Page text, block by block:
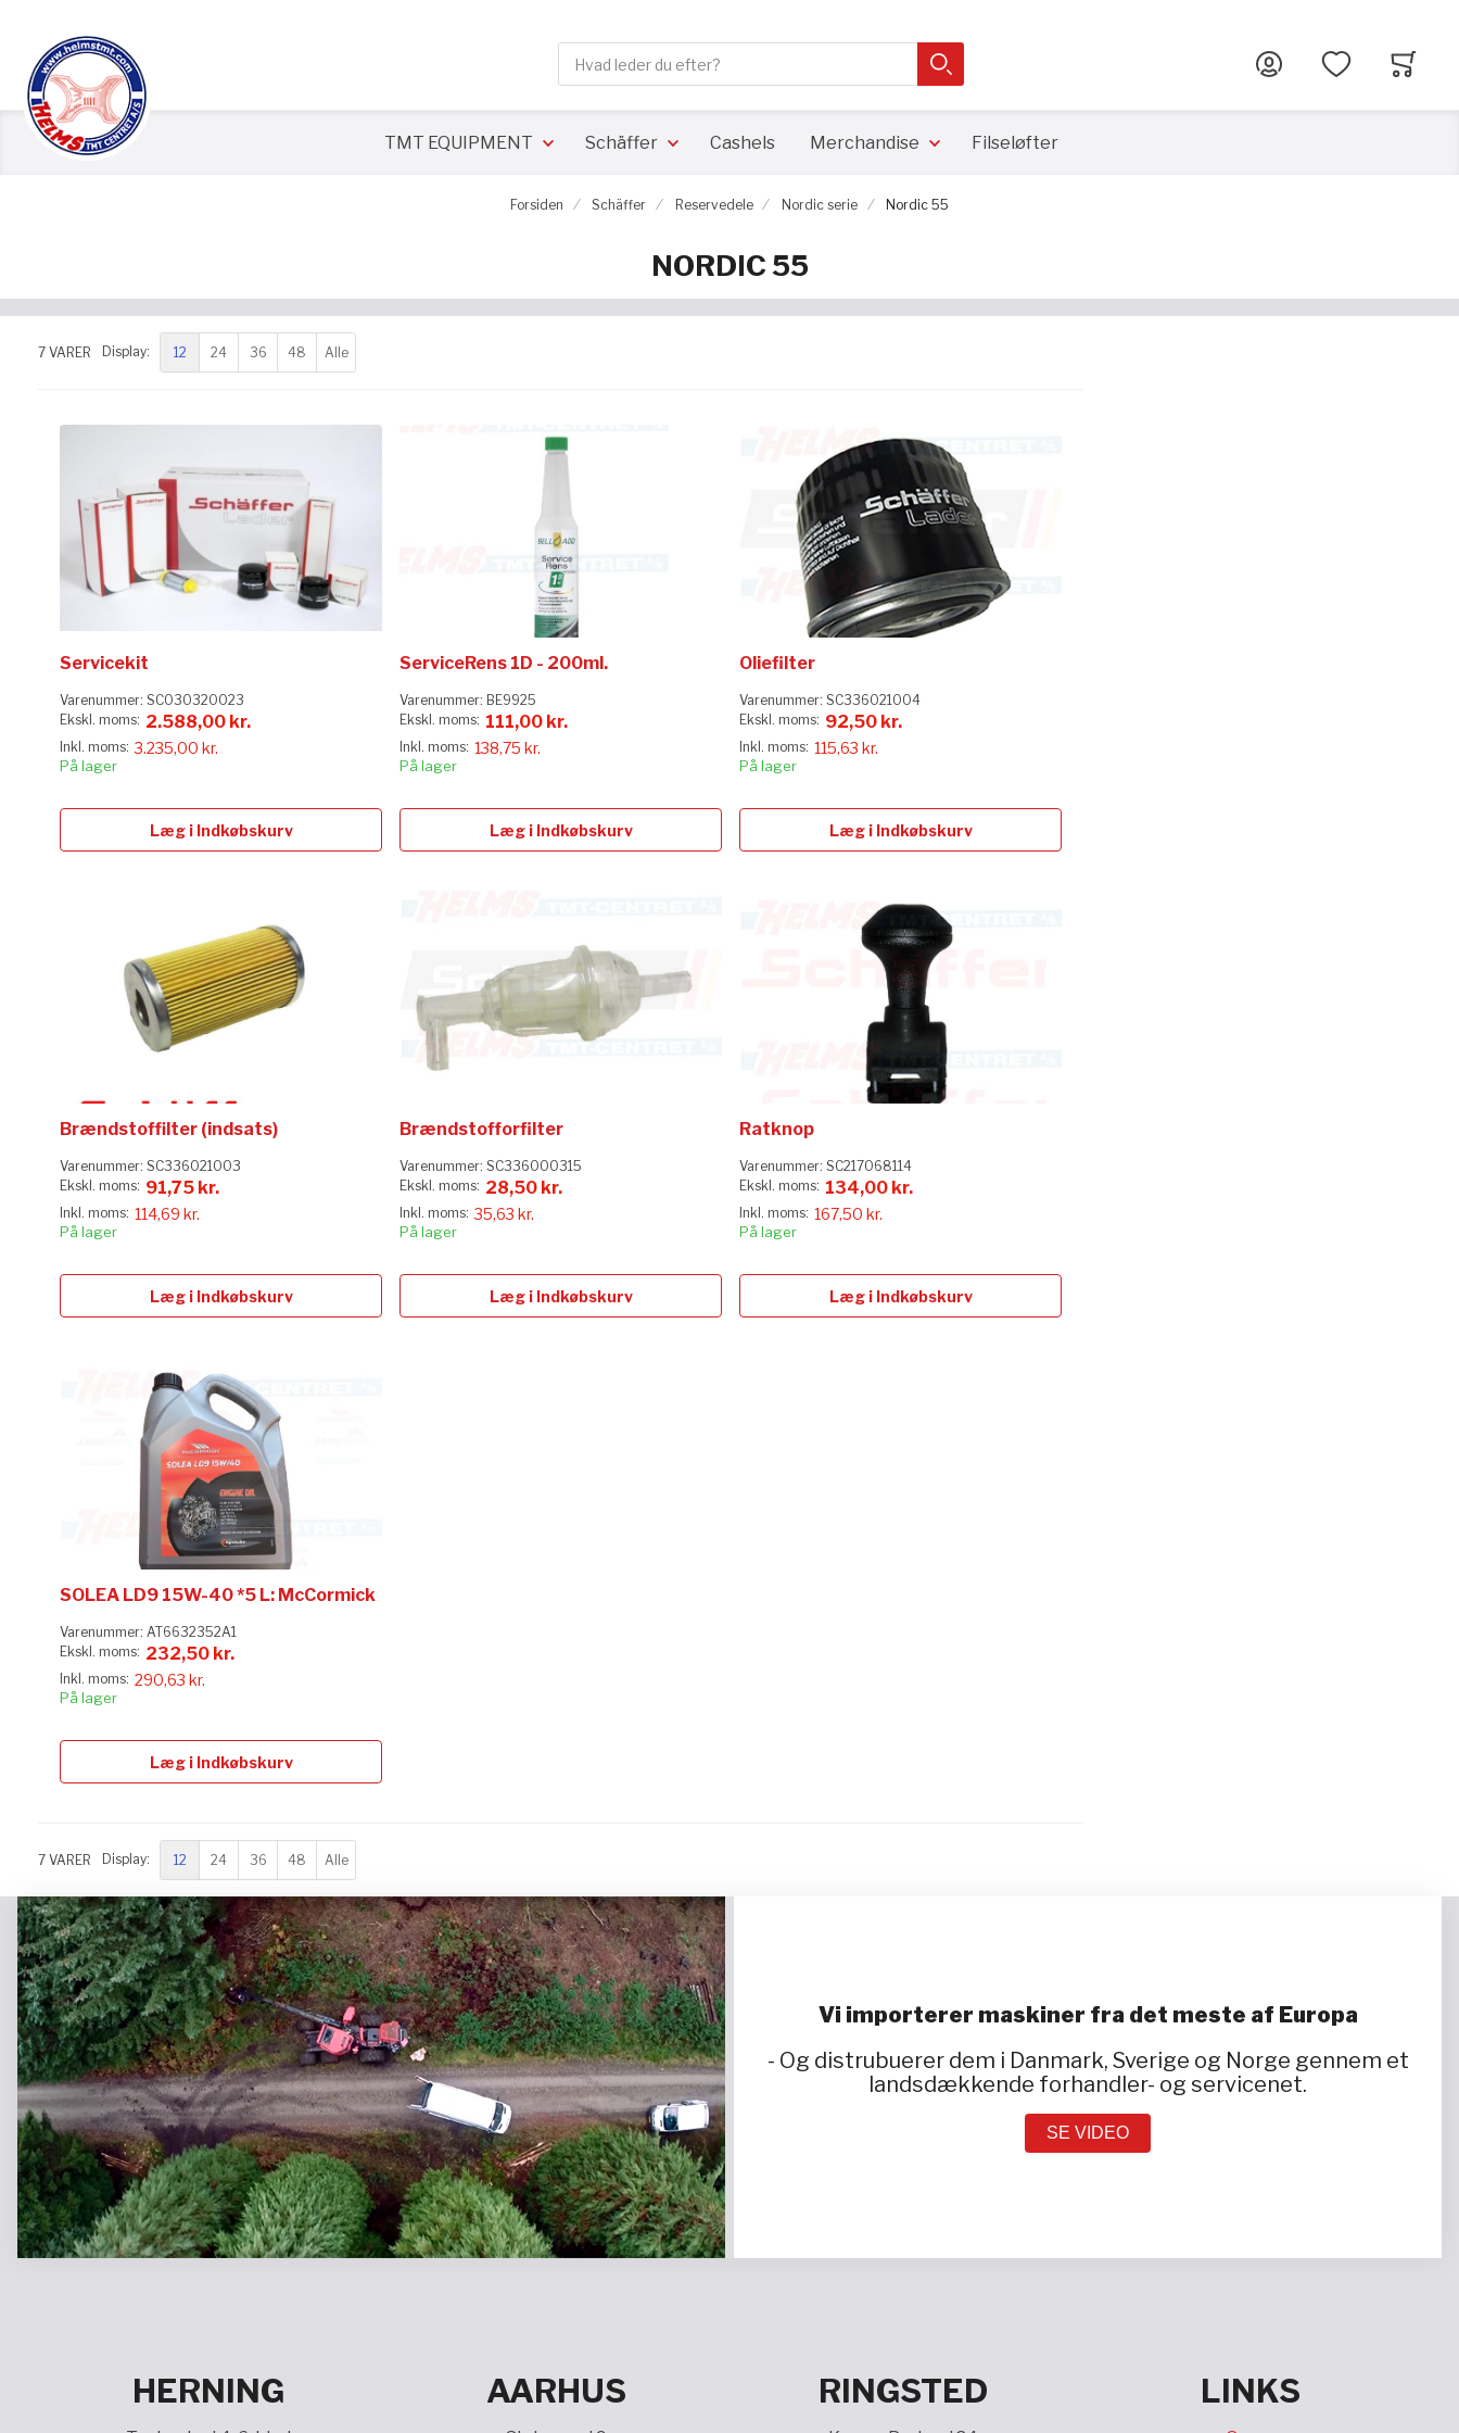
Close search
SØG
TMT EQUIPMENT Schäffer Cashels Merchandise Filseløfter
Forsiden Schäffer Reservedele Nordic serie Nordic 55
NORDIC 55
7 VARER Display: 12 24 36 48 Alle
3.235,00 kr.
2.588,00 kr.
Servicekit
Varenummer: SC030320023
På lager
Læg i Indkøbskurv
138,75 kr.
111,00 kr.
ServiceRens 1D - 200ml.
Varenummer: BE9925
På lager
Læg i Indkøbskurv
115,63 kr.
92,50 kr.
Oliefilter
Varenummer: SC336021004
På lager
Læg i Indkøbskurv
114,69 kr.
91,75 kr.
Brændstoffilter (indsats)
Varenummer: SC336021003
På lager
Læg i Indkøbskurv
35,63 kr.
28,50 kr.
Brændstofforfilter
Varenummer: SC336000315
På lager
Læg i Indkøbskurv
167,50 kr.
134,00 kr.
Ratknop
Varenummer: SC217068114
På lager
Læg i Indkøbskurv
290,63 kr.
232,50 kr.
SOLEA LD9 15W-40 *5 L: McCormick
Varenummer: AT6632352A1
På lager
Læg i Indkøbskurv
7 VARER Display: 12 24 36 48 Alle
Vi importerer maskiner fra det meste af Europa
- Og distrubuerer dem i Danmark, Sverige og Norge gennem et
landsdækkende forhandler- og servicenet.
SE VIDEO
HERNING AARHUS RINGSTED LINKS